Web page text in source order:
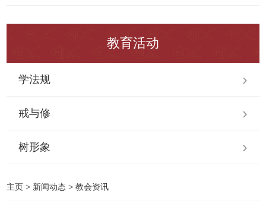
教育活动
学法规
戒与修
树形象
主页 > 新闻动态 >教会资讯